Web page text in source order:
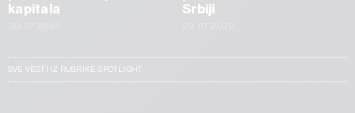
kapitala
Srbiji
SVE VESTI IZ RUBRIKE SPOTLIGHT